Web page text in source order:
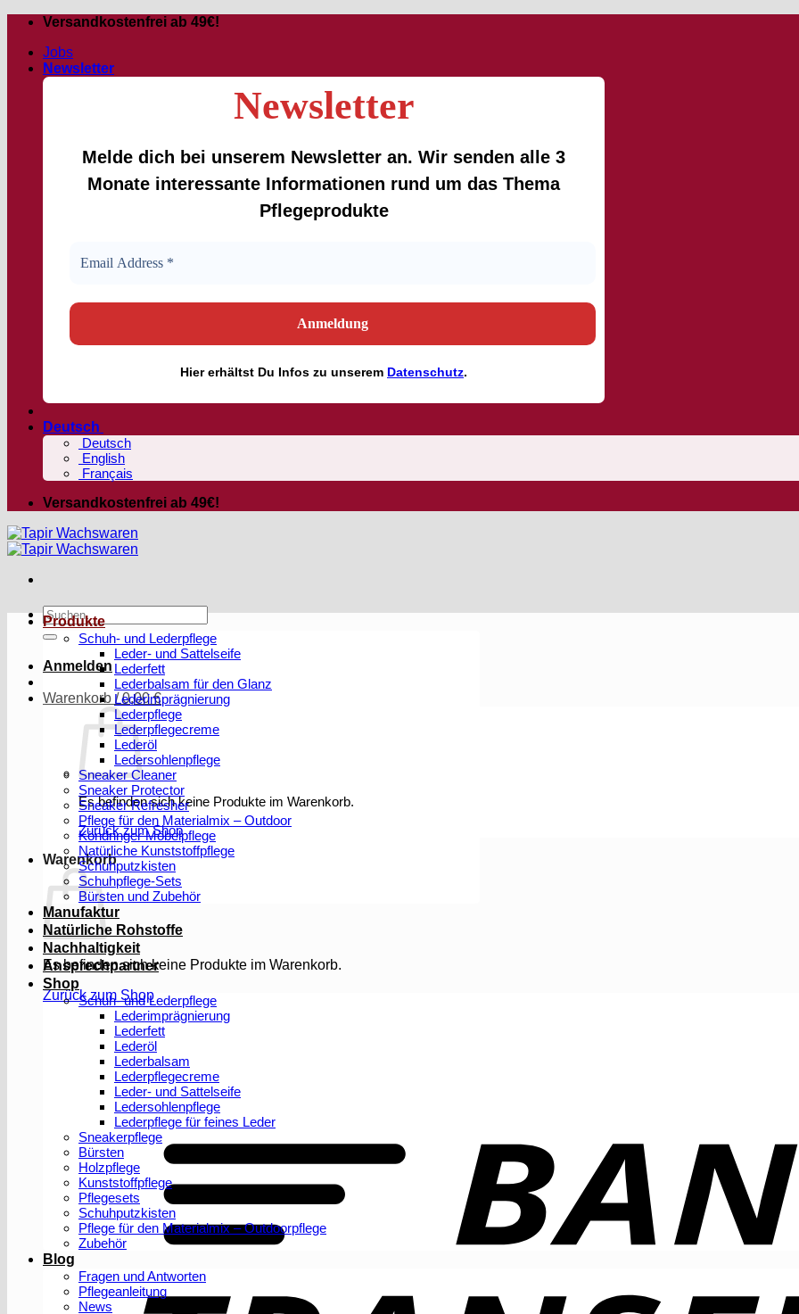
Zum
springen
Versandkostenfrei ab 49€!
Jobs
Newsletter
Newsletter
Melde dich bei unserem Newsletter an. Wir senden alle 3
Monate interessante Informationen rund um das Thema
Pflegeprodukte
Hiererhältst Du Infos zu unserem Datenschutz.
Deutsch
Deutsch
English
Français
Versandkostenfrei ab 49€!
Suchen
nach:
Anmelden
Warenkorb /0,00€
Es befinden sich keine Produkte im Warenkorb.
Zurück zum Shop
Warenkorb
Es befinden sich keine Produkte im Warenkorb.
Zurück zum Shop
Produkte
Schuh- und Lederpflege
Leder- und Sattelseife
Lederfett
Lederbalsam für den Glanz
Lederimprägnierung
Lederpflege
Lederpflegecreme
Lederöl
Ledersohlenpflege
Sneaker Cleaner
Sneaker Protector
Sneaker Refresher
Pflege für den Materialmix – Outdoor
Köndringer Möbelpflege
Natürliche Kunststoffpflege
Schuhputzkisten
Schuhpflege-Sets
Bürsten und Zubehör
Manufaktur
Natürliche Rohstoffe
Nachhaltigkeit
Ansprechpartner
Shop
Schuh- und Lederpflege
Lederimprägnierung
Lederfett
Lederöl
Lederbalsam
Lederpflegecreme
Leder- und Sattelseife
Ledersohlenpflege
Lederpflege für feines Leder
Sneakerpflege
Bürsten
Holzpflege
Kunststoffpflege
Pflegesets
Schuhputzkisten
Pflege für den Materialmix – Outdoorpflege
Zubehör
Blog
Fragen und Antworten
Pflegeanleitung
News